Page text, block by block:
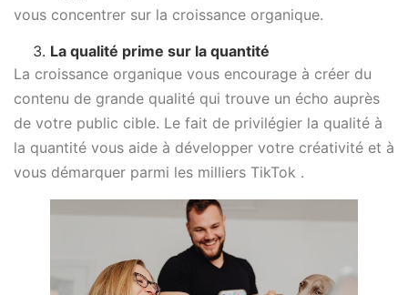
vous concentrer sur la croissance organique.
La qualité prime sur la quantité
La croissance organique vous encourage à créer du
contenu de grande qualité qui trouve un écho auprès
de votre public cible. Le fait de privilégier la qualité à
la quantité vous aide à développer votre créativité et à
vous démarquer parmi les milliers TikTok .